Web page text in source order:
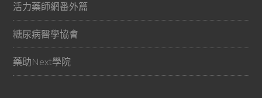
活力藥師網番外篇
糖尿病醫學協會
藥助Next學院